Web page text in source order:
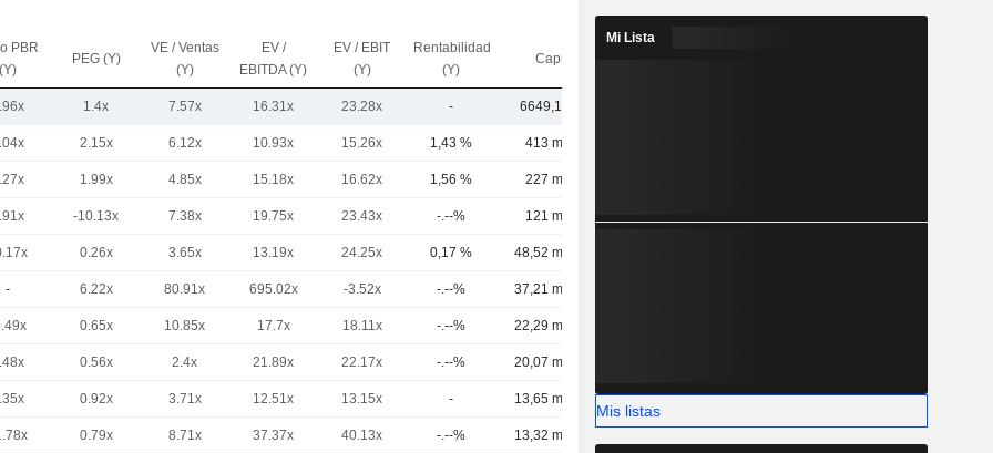
PBR
(Y)
PEG (Y)
VE / Ventas
(Y)
EV /
EBITDA (Y)
EV / EBIT
(Y)
Rentabilidad
(Y)
Capi.($)
1.4x 7.57x 16.31x 23.28x - 6649,17 M
2.15x 6.12x 10.93x 15.26x 1,43 % 413 mil M
1.99x 4.85x 15.18x 16.62x 1,56 % 227 mil M
-10.13x 7.38x 19.75x 23.43x -.--% 121 mil M
0.26x 3.65x 13.19x 24.25x 0,17 % 48,52 mil M
- 6.22x 80.91x 695.02x -3.52x -.--% 37,21 mil M
0.65x 10.85x 17.7x 18.11x -.--% 22,29 mil M
0.56x 2.4x 21.89x 22.17x -.--% 20,07 mil M
0.92x 3.71x 12.51x 13.15x - 13,65 mil M
0.79x 8.71x 37.37x 40.13x -.--% 13,32 mil M
Mi Lista
Mis listas